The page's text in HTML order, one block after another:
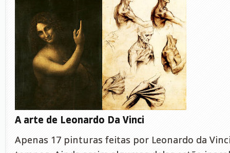
A arte de Leonardo Da Vinci
Apenas 17 pinturas feitas por Leonardo da